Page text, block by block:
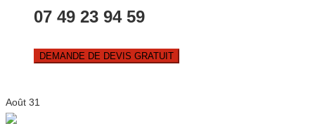
07 49 23 94 59
DEMANDE DE DEVIS GRATUIT
Août 31